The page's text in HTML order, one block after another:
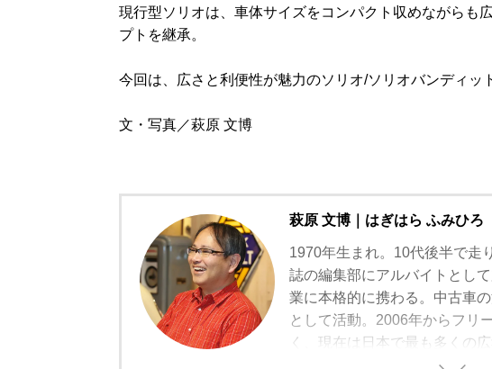
現行型ソリオは、車体サイズをコンパクト収めながらも
プトを継承。
今回は、広さと利便性が魅力のソリオ/ソリオバンディッ
文・写真／萩原 文博
萩原 文博｜はぎはら ふみひろ
1970年生まれ。10代後半で走
誌の編集部にアルバイトとし
業に本格的に携わる。中古車
として活動。2006年からフリ
く、現在は日本で最も多くの
ユーザー視点のバイヤーズガ